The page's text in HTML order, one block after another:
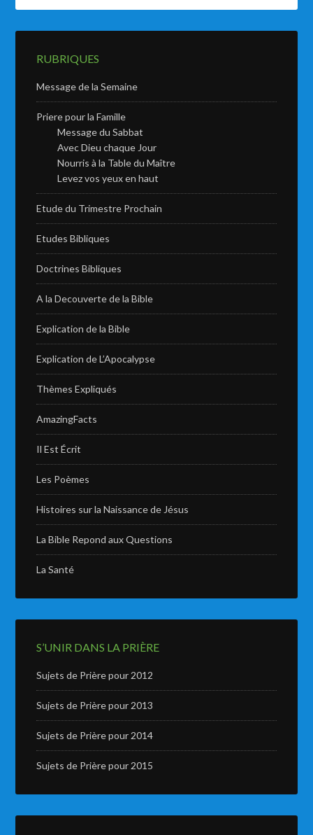
RUBRIQUES
Message de la Semaine
Priere pour la Famille
Message du Sabbat
Avec Dieu chaque Jour
Nourris à la Table du Maître
Levez vos yeux en haut
Etude du Trimestre Prochain
Etudes Bibliques
Doctrines Bibliques
A la Decouverte de la Bible
Explication de la Bible
Explication de L’Apocalypse
Thèmes Expliqués
AmazingFacts
Il Est Écrit
Les Poèmes
Histoires sur la Naissance de Jésus
La Bible Repond aux Questions
La Santé
S’UNIR DANS LA PRIÈRE
Sujets de Prière pour 2012
Sujets de Prière pour 2013
Sujets de Prière pour 2014
Sujets de Prière pour 2015